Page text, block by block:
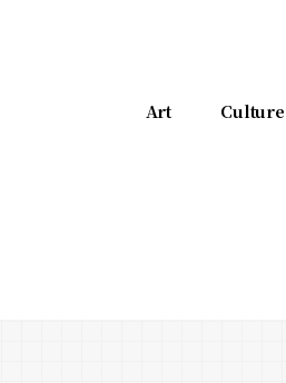
Art Culture